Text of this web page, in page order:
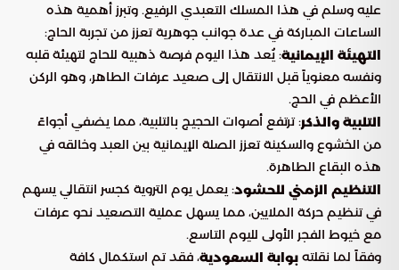
عليه وسلم في هذا المسلك التعبدي الرفيع. وتبرز أهمية هذه
الساعات المباركة في عدة جوانب جوهرية تعزز من تجربة الحاج:
التهيئة الإيمانية: يُعد هذا اليوم فرصة ذهبية للحاج لتهيئة قلبه
ونفسه معنوياً قبل الانتقال إلى صعيد عرفات الطاهر، وهو الركن
الأعظم في الحج.
التلبية والذكر: ترتفع أصوات الحجيج بالتلبية، مما يضفي أجواءً
من الخشوع والسكينة تعزز الصلة الإيمانية بين العبد وخالقه في
هذه البقاع الطاهرة.
التنظيم الزمني للحشود: يعمل يوم التروية كجسر انتقالي يسهم
في تنظيم حركة الملايين، مما يسهل عملية التصعيد نحو عرفات
مع خيوط الفجر الأولى لليوم التاسع.
وفقاً لما نقلته بوابة السعودية، فقد تم استكمال كافة